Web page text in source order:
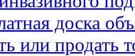
доска
или продать